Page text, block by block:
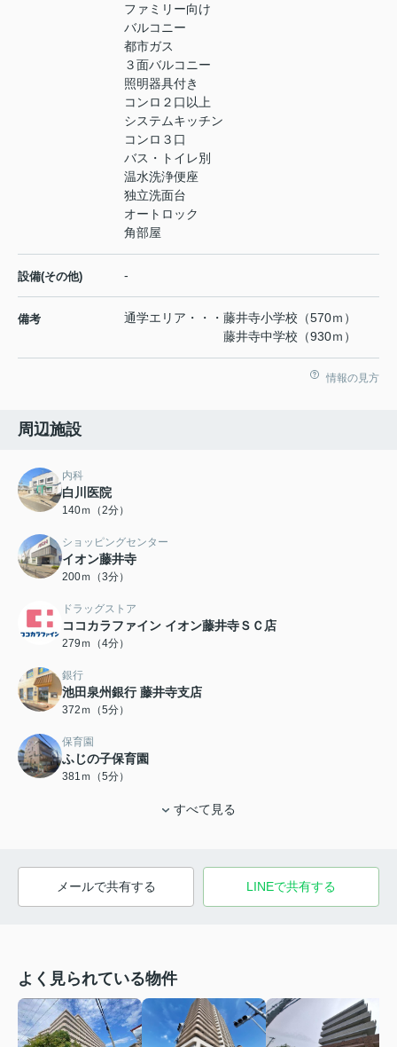
ファミリー向け
バルコニー
都市ガス
３面バルコニー
照明器具付き
コンロ２口以上
システムキッチン
コンロ３口
バス・トイレ別
温水洗浄便座
独立洗面台
オートロック
角部屋
設備(その他) -
備考
通学エリア・・・藤井寺小学校（570ｍ）
藤井寺中学校（930ｍ）
情報の見方
周辺施設
内科
白川医院
140ｍ（2分）
ショッピングセンター
イオン藤井寺
200ｍ（3分）
ドラッグストア
ココカラファイン イオン藤井寺ＳＣ店
279ｍ（4分）
銀行
池田泉州銀行 藤井寺支店
372ｍ（5分）
保育園
ふじの子保育園
381ｍ（5分）
すべて見る
メールで共有する LINEで共有する
よく見られている物件